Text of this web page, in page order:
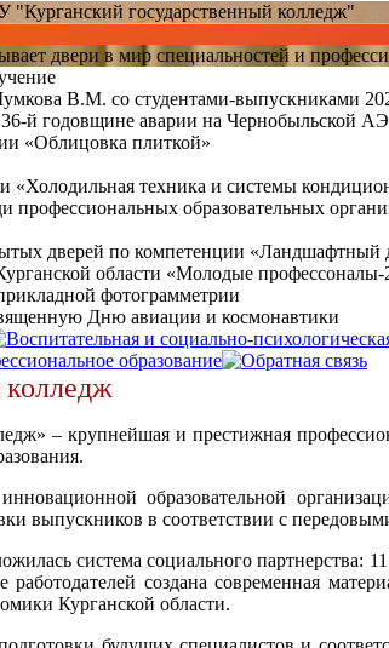
"Курганский государственный колледж"
двери в мир специальностей и
В.М. со студентами-выпускниками
й годовщине аварии на Чернобыльской
«Облицовка плиткой»
«Холодильная техника и системы
профессиональных образовательных
дверей по компетенции «Ландшафтный
области «Молодые профессоналы-
фотограмметрии
Дню авиации и космонавтики
колледж
– крупнейшая и престижная
образовательной
выпускников в соответствии с
система социального
работодателей создана современная
Курганской области.